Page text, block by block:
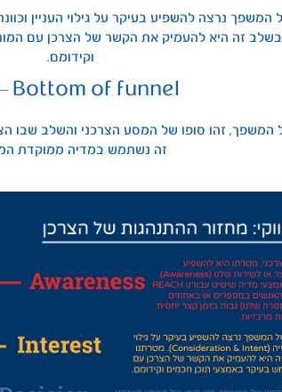
זה היא להעמיק את הקשר של הצרכן עם
וקידומם.
Bottom of funnel
המשפך, זהו סופו של המסע הצרכני והשלב שבו
זה נשתמש במדיה ממוקדת